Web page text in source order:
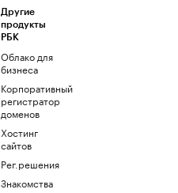
Другие
продукты
РБК
Облако для
бизнеса
Корпоративный
регистратор
доменов
Хостинг
сайтов
Рег.решения
Знакомства